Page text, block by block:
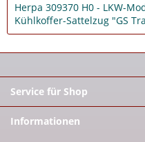
Herpa 309370 H0 - LKW-
Kühlkoffer-Sattelzug "GS
Service für Shop
Informationen